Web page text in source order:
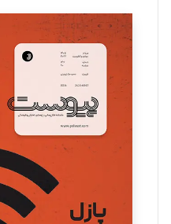
تحریریه
سروش کرمیان
تحریریه
مینا پاکدل
یسنا امان‌پور